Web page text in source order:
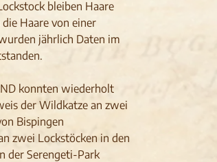
bleiben Haare
Haare von einer
jährlich Daten im
konnten wiederholt
der Wildkatze an zwei
Bispingen
zwei Lockstöcken in den
der Serengeti-Park